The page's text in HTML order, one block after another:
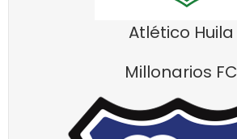
Atlético Huila
Millonarios FC